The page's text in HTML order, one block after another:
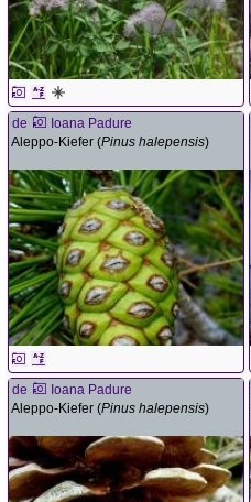
de
Ioana Padure
Aleppo-Kiefer (Pinus halepensis)
de
Ioana Padure
Aleppo-Kiefer (Pinus halepensis)